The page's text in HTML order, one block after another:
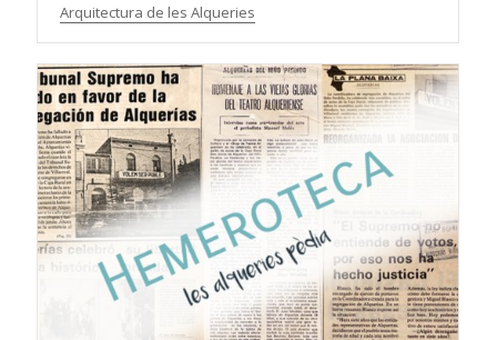
Arquitectura de les Alqueries